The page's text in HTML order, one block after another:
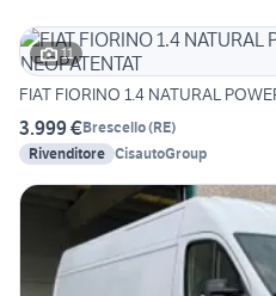
11
FIAT FIORINO 1.4 NATURAL
3.999 €Brescello(RE)
Rivenditore CisautoGroup